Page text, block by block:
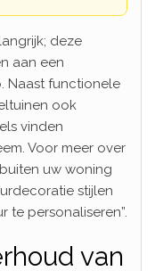
deze
aan een
Naast functionele
ook
vinden
Voor meer over
uw woning
stijlen
te personaliseren”.
van